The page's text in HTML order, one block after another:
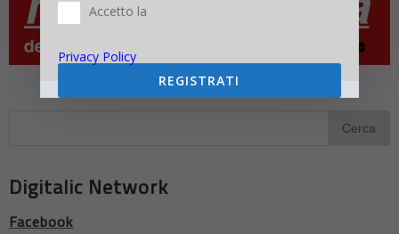
Digitalic Network
Facebook
Accetto la
Privacy Policy
REGISTRATI